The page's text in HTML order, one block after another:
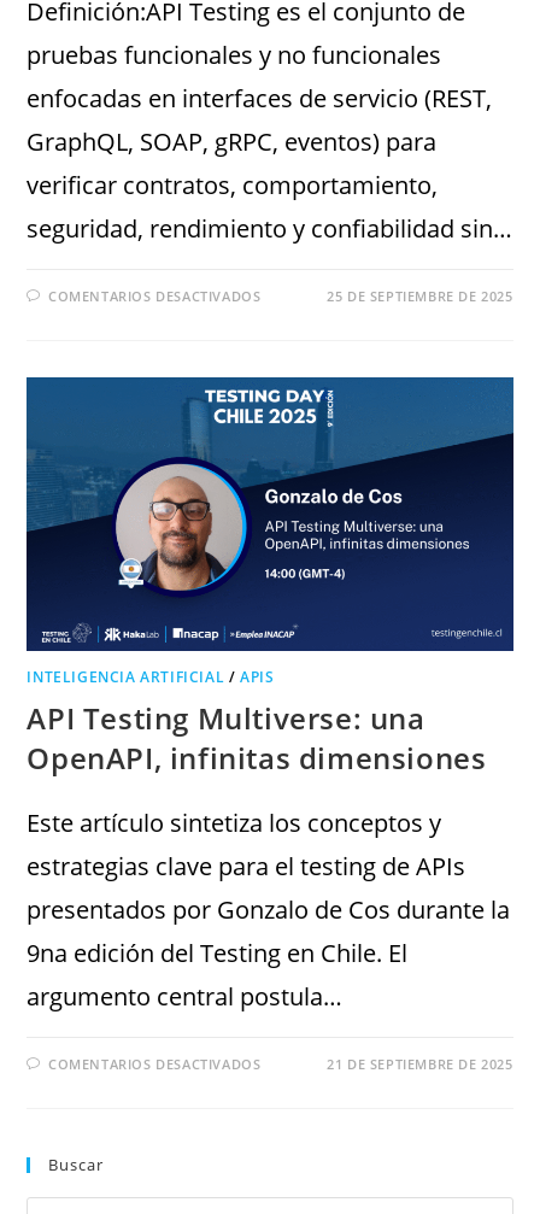
Definición:API Testing es el conjunto de
pruebas funcionales y no funcionales
enfocadas en interfaces de servicio (REST,
GraphQL, SOAP, gRPC, eventos) para
verificar contratos, comportamiento,
seguridad, rendimiento y confiabilidad sin…
COMENTARIOS DESACTIVADOS 25 DE SEPTIEMBRE DE 2025
INTELIGENCIA ARTIFICIAL /APIS
API Testing Multiverse: una
OpenAPI, infinitas dimensiones
Este artículo sintetiza los conceptos y
estrategias clave para el testing de APIs
presentados por Gonzalo de Cos durante la
9na edición del Testing en Chile. El
argumento central postula…
COMENTARIOS DESACTIVADOS 21 DE SEPTIEMBRE DE 2025
Buscar